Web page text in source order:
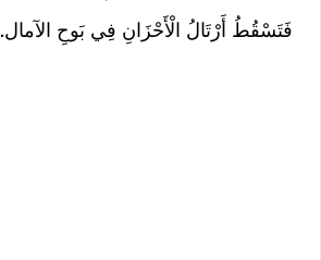
فَتَسْقُطُ أَرْتَالُ الْأَحْزَانِ فِي بَوحِ الآمال.